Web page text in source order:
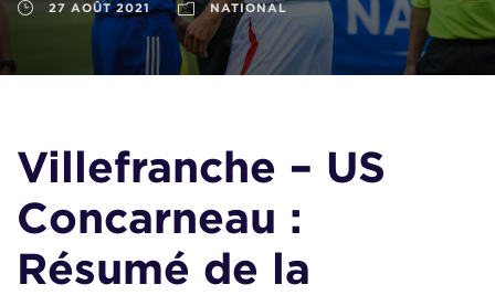
27 AOÛT 2021 NATIONAL
Villefranche – US
Concarneau :
Résumé de la